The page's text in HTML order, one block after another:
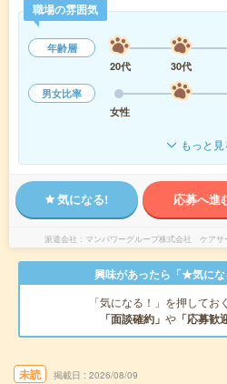
職場の雰囲気
年齢層
20代
30代
男女比率
女性
もっと見
気になる! 応募へ進
派遣会社 マンパワーグループ株式会社 ケアサ
興味があったら「★気にな
「気になる！」を押してお
「面談確約」 や 「応募歓
未読 掲載日 2026/08/09